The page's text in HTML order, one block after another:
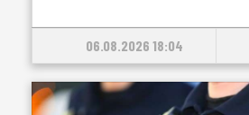
06.08.2026 18:04